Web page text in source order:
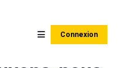
Connexion